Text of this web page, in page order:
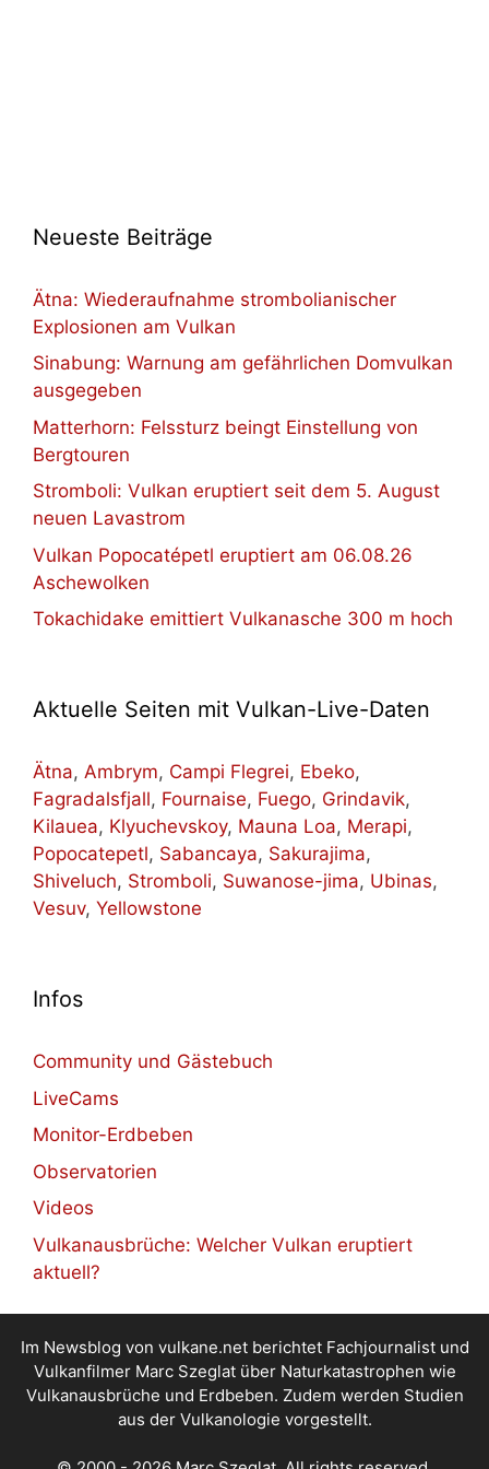
Neueste Beiträge
Ätna: Wiederaufnahme strombolianischer
Explosionen am Vulkan
Sinabung: Warnung am gefährlichen Domvulkan
ausgegeben
Matterhorn: Felssturz beingt Einstellung von
Bergtouren
Stromboli: Vulkan eruptiert seit dem 5. August
neuen Lavastrom
Vulkan Popocatépetl eruptiert am 06.08.26
Aschewolken
Tokachidake emittiert Vulkanasche 300 m hoch
Aktuelle Seiten mit Vulkan-Live-Daten
Ätna, Ambrym, Campi Flegrei, Ebeko,
Fagradalsfjall, Fournaise, Fuego, Grindavik,
Kilauea, Klyuchevskoy, Mauna Loa, Merapi,
Popocatepetl, Sabancaya, Sakurajima,
Shiveluch, Stromboli, Suwanose-jima, Ubinas,
Vesuv, Yellowstone
Infos
Community und Gästebuch
LiveCams
Monitor-Erdbeben
Observatorien
Videos
Vulkanausbrüche: Welcher Vulkan eruptiert
aktuell?
Im Newsblog von vulkane.net berichtet Fachjournalist und
Vulkanfilmer Marc Szeglat über Naturkatastrophen wie
Vulkanausbrüche und Erdbeben. Zudem werden Studien
aus der Vulkanologie vorgestellt.